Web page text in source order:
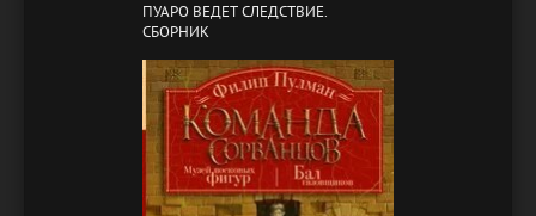
ПУАРО ВЕДЕТ СЛЕДСТВИЕ.
СБОРНИК